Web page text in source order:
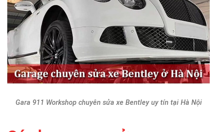
Gara 911 Workshop chuyên sửa xe Bentley uy tín tại Hà Nội